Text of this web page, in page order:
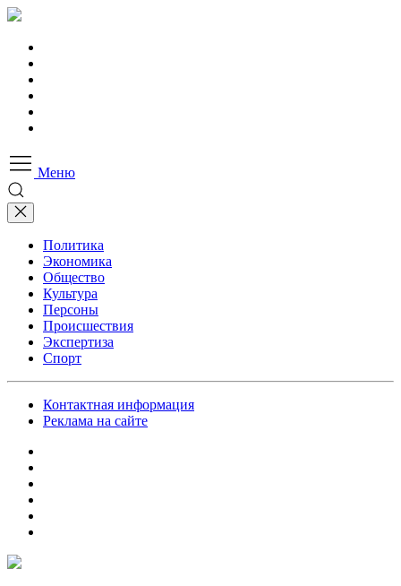
Меню
Политика
Экономика
Общество
Культура
Персоны
Происшествия
Экспертиза
Спорт
Контактная информация
Реклама на сайте